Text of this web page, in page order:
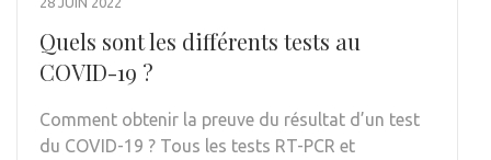
Quels sont les différents tests au
COVID-19 ?
Comment obtenir la preuve du résultat d’un test
du COVID-19 ? Tous les tests RT-PCR et